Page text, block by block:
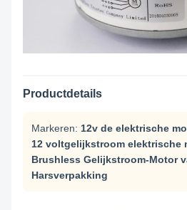
Productdetails
Markeren: 12v de elektrische
12 voltgelijkstroom elektrische
Brushless Gelijkstroom-Motor
Harsverpakking